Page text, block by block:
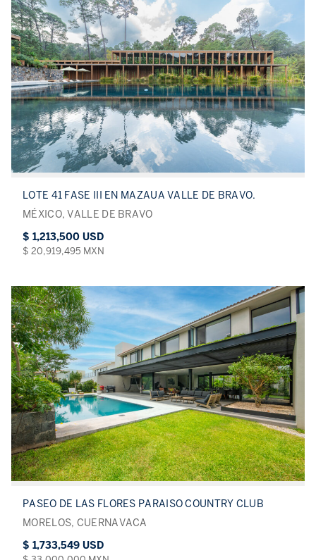
LOTE 41 FASE III EN MAZAUA VALLE DE BRAVO.
MÉXICO, VALLE DE BRAVO
$ 1,213,500 USD
$ 20,919,495 MXN
PASEO DE LAS FLORES PARAISO COUNTRY CLUB
MORELOS, CUERNAVACA
$ 1,733,549 USD